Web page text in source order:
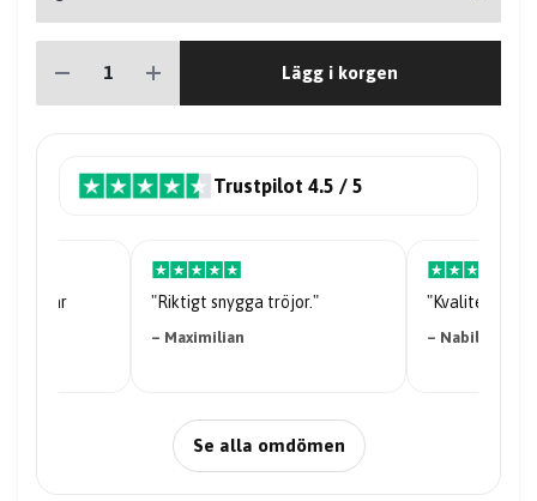
Lägg i korgen
Trustpilot 4.5 / 5
är "Riktigt snygga tröjor."
– Maximilian
"Kvaliteten på
– Nabil Abdi
Se alla omdömen